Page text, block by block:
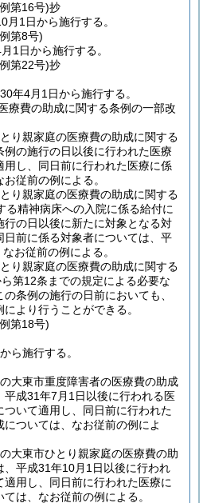
第16号)抄
月1日から施行する。
第8号)
1日から施行する。
第22号)抄
年4月1日から施行する。
療費の助成に関する条例の一部改
り親家庭の医療費の助成に関する
の施行の日以後に行われた医療
用し、同日前に行われた医療に係
従前の例による。
り親家庭の医療費の助成に関する
る精神病床への入院に係る給付に
の日以後に新たに対象となる対
前に係る対象者については、平
お従前の例による。
り親家庭の医療費の助成に関する
第12条までの規定による必要な
条例の施行の日前においても、
より行うことができる。
第18号)
ら施行する。
大東市重度障害者の医療費の助成
平成31年7月1日以後に行われる医
いて適用し、同日前に行われた
ついては、なお従前の例によ
大東市ひとり親家庭の医療費の助
、平成31年10月1日以後に行われ
用し、同日前に行われた医療に
は、なお従前の例による。